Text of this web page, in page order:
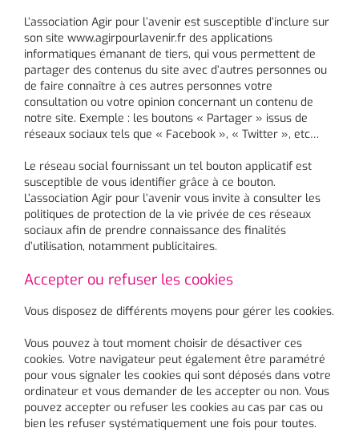
L’association Agir pour l’avenir est susceptible d’inclure sur
son site www.agirpourlavenir.fr des applications
informatiques émanant de tiers, qui vous permettent de
partager des contenus du site avec d’autres personnes ou
de faire connaître à ces autres personnes votre
consultation ou votre opinion concernant un contenu de
notre site. Exemple : les boutons « Partager » issus de
réseaux sociaux tels que « Facebook », « Twitter », etc…
Le réseau social fournissant un tel bouton applicatif est
susceptible de vous identifier grâce à ce bouton.
L’association Agir pour l’avenir vous invite à consulter les
politiques de protection de la vie privée de ces réseaux
sociaux afin de prendre connaissance des finalités
d’utilisation, notamment publicitaires.
Accepter ou refuser les cookies
Vous disposez de différents moyens pour gérer les cookies.
Vous pouvez à tout moment choisir de désactiver ces
cookies. Votre navigateur peut également être paramétré
pour vous signaler les cookies qui sont déposés dans votre
ordinateur et vous demander de les accepter ou non. Vous
pouvez accepter ou refuser les cookies au cas par cas ou
bien les refuser systématiquement une fois pour toutes.